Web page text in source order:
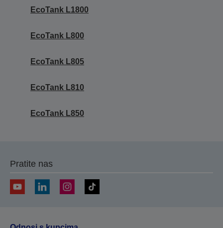
EcoTank L1800
EcoTank L800
EcoTank L805
EcoTank L810
EcoTank L850
Pratite nas